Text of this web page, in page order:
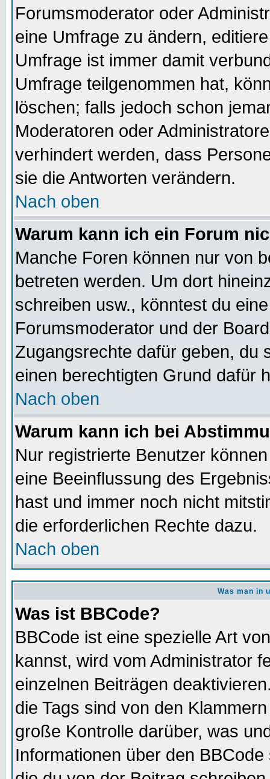
Forumsmoderator oder
eine Umfrage zu ändern,
Umfrage ist immer damit
Umfrage teilgenommen hat,
löschen; falls jedoch schon
Moderatoren oder
verhindert werden, dass
sie die Antworten verändern.
Nach oben
Warum kann ich ein Forum
Manche Foren können nur von
betreten werden. Um dort
schreiben usw., könntest du
Forumsmoderator und der
Zugangsrechte dafür geben, du
einen berechtigten Grund dafür
Nach oben
Warum kann ich bei
Nur registrierte Benutzer
eine Beeinflussung des
hast und immer noch nicht
die erforderlichen Rechte dazu.
Nach oben
Was man in
Was ist BBCode?
BBCode ist eine spezielle Art
kannst, wird vom Administrator
einzelnen Beiträgen
die Tags sind von den
große Kontrolle darüber, was
Informationen über den